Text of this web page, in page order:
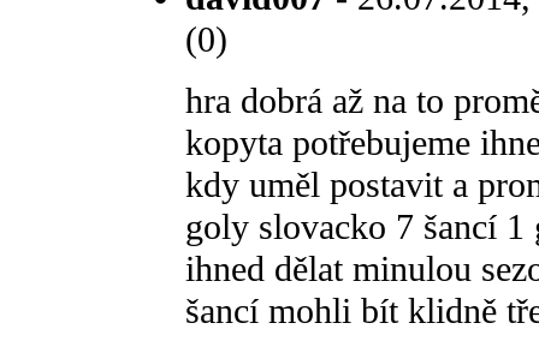
(0)
hra dobrá až na to
kopyta potřebujeme
kdy uměl postavit a
goly slovacko 7 šancí 1
ihned dělat minulou
šancí mohli bít klidně